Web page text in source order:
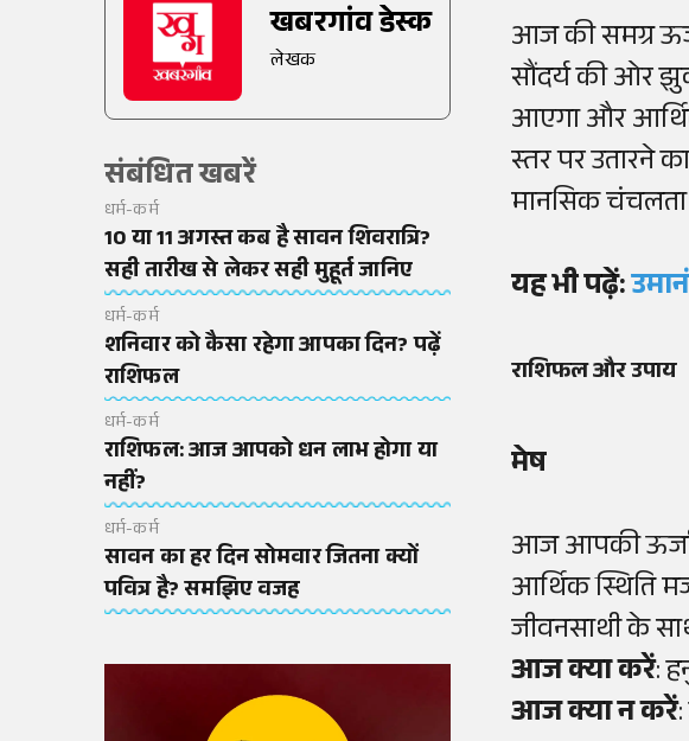
खबरगांव डेस्क
लेखक
संबंधित खबरें
धर्म-कर्म
10 या 11 अगस्त कब है सावन शिवरात्रि?
सही तारीख से लेकर सही मुहूर्त जानिए
धर्म-कर्म
शनिवार को कैसा रहेगा आपका दिन? पढ़ें
राशिफल
धर्म-कर्म
राशिफल: आज आपको धन लाभ होगा या
नहीं?
धर्म-कर्म
सावन का हर दिन सोमवार जितना क्यों
पवित्र है? समझिए वजह
आज की समग्र
सौंदर्य की ओर
आएगा और
स्तर पर उतारने
मानसिक
यह भी पढ़ें:
राशिफल और उपाय
मेष
आज आपकी ऊर्जा
आर्थिक स्थिति
जीवनसाथी के
आज क्या करें:
आज क्या न करें